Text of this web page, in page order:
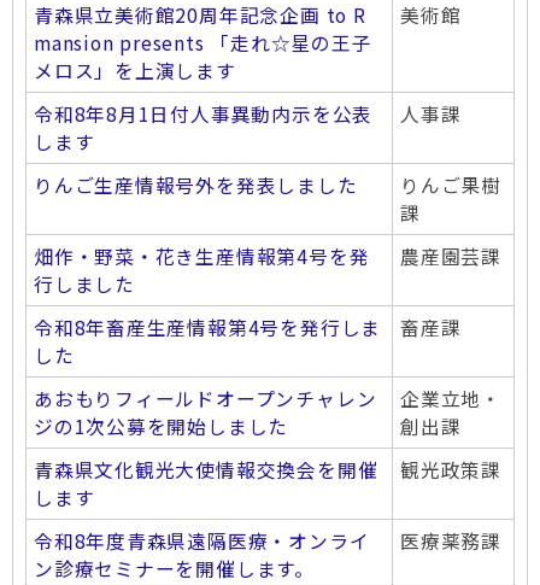
青森県立美術館20周年記念企画 to R
mansion presents 「走れ☆星の王子
メロス」を上演します
美術館
令和8年8月1日付人事異動内示を公表
します
人事課
りんご生産情報号外を発表しました
りんご果樹
課
畑作・野菜・花き生産情報第4号を発
行しました
農産園芸課
令和8年畜産生産情報第4号を発行しま
した
畜産課
あおもりフィールドオープンチャレン
ジの1次公募を開始しました
企業立地・
創出課
青森県文化観光大使情報交換会を開催
します
観光政策課
令和8年度青森県遠隔医療・オンライ
ン診療セミナーを開催します。
医療薬務課